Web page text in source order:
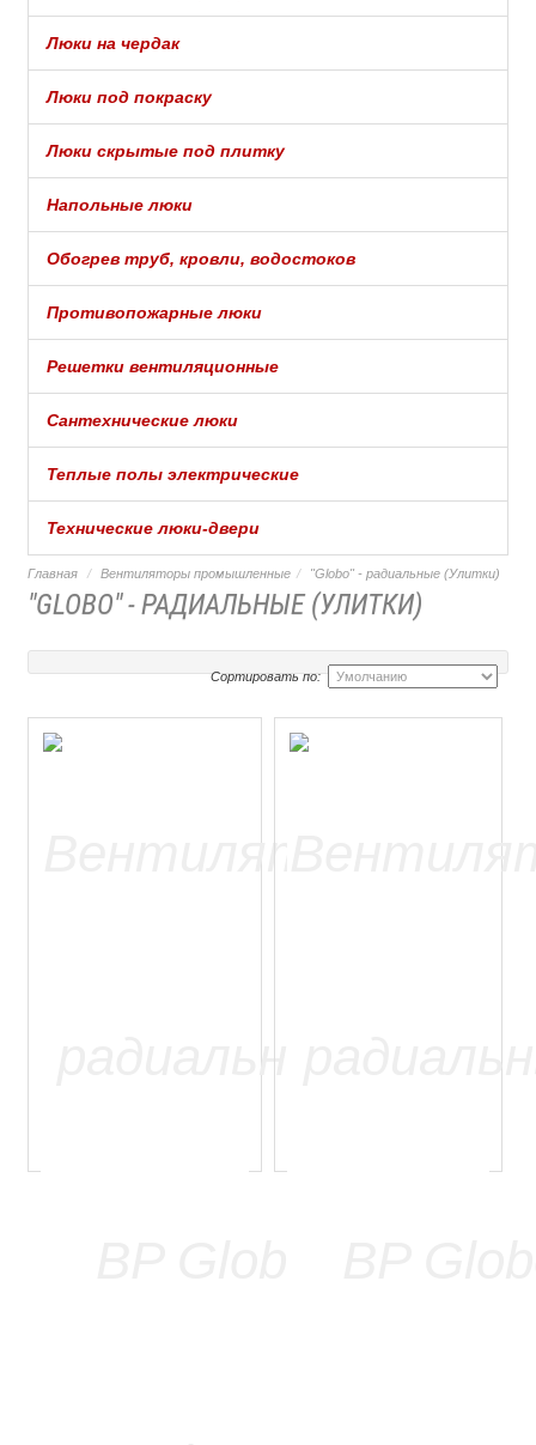
Люки на чердак
Люки под покраску
Люки скрытые под плитку
Напольные люки
Обогрев труб, кровли, водостоков
Противопожарные люки
Решетки вентиляционные
Сантехнические люки
Теплые полы электрические
Технические люки-двери
Главная Вентиляторы промышленные "Globo" - радиальные (Улитки)
"GLOBO" - РАДИАЛЬНЫЕ (УЛИТКИ)
Сортировать по: